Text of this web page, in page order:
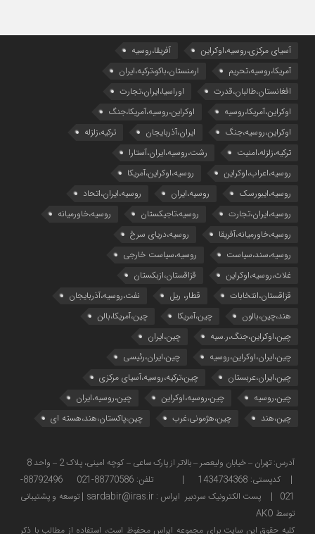
آسیای مرکزی،روسیه،اوکراین
آفریقا،روسیه
آمریکا،روسیه،تحریم
ارمنستان،باکو،ترکیه،ایران
افغانستان،طالبان،قدرت
اوراسیا،ایران،تجارت
اوکراین،آمریکا،روسیه
اوکراین،روسیه،آمریکا،جنگ
اوکراین،روسیه،جنگ
ایران،آذربایجان
ترکیه،زلزله
ترکیه،زلزله،امنیت
رشت،روسیه،ایران،آستارا
روسیه،اعراب،اوکراین
روسیه،اوکراین،آمریکا
روسیه،ایبورسک
روسیه،ایران
روسیه،ایران،اتحاد
روسیه،ایران،تجارت
روسیه،تاجیکستان
روسیه،خاورمیانه
روسیه،خاورمیانه،آفریقا
روسیه،دریای سرخ
روسیه،سند،سیاست
روسیه،سیاست خارجی
غلات،روسیه،اوکراین
قزاقستان،ازبکستان
قزاقستان،انتخابات
قطار، ریل
نفت،روسیه،آذربایجان
هند،چین،بالون
چین،آمریکا
چین،آمریکا،بالن
چین،اوکراین،جنگ،ر.سیه
چین،ایران
چین،ایران،اوکراین،روسیه
چین،ایران،رئیسی
چین،ایران،عربستان
چین،ترکیه،روسیه،آسیای مرکزی
چین،روسیه
چین،روسیه،اوکراین
چین،روسیه،ایران
چین،هند
چین،هژمونی،غرب چین،پاکستان،هند،هسته ای
| کدپستی: 1434734368 | تلفن: 88770586-021 88792496-
021 | پست الکترونیک سردبیر ایراس : sardabir@iras.ir |
توسعه و پشتیبانی
توسط AKO
كليه حقوق این سایت برای مجموعه ایراس محفوظ است، استفاده از مطالب با ذكر